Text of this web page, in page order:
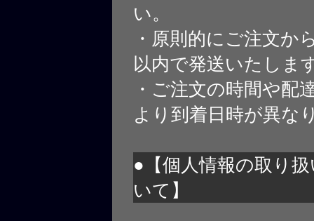
い。
・原則的にご注文か
以内で発送いたしま
・ご注文の時間や配
より到着日時が異な
●【個人情報の取り
いて】